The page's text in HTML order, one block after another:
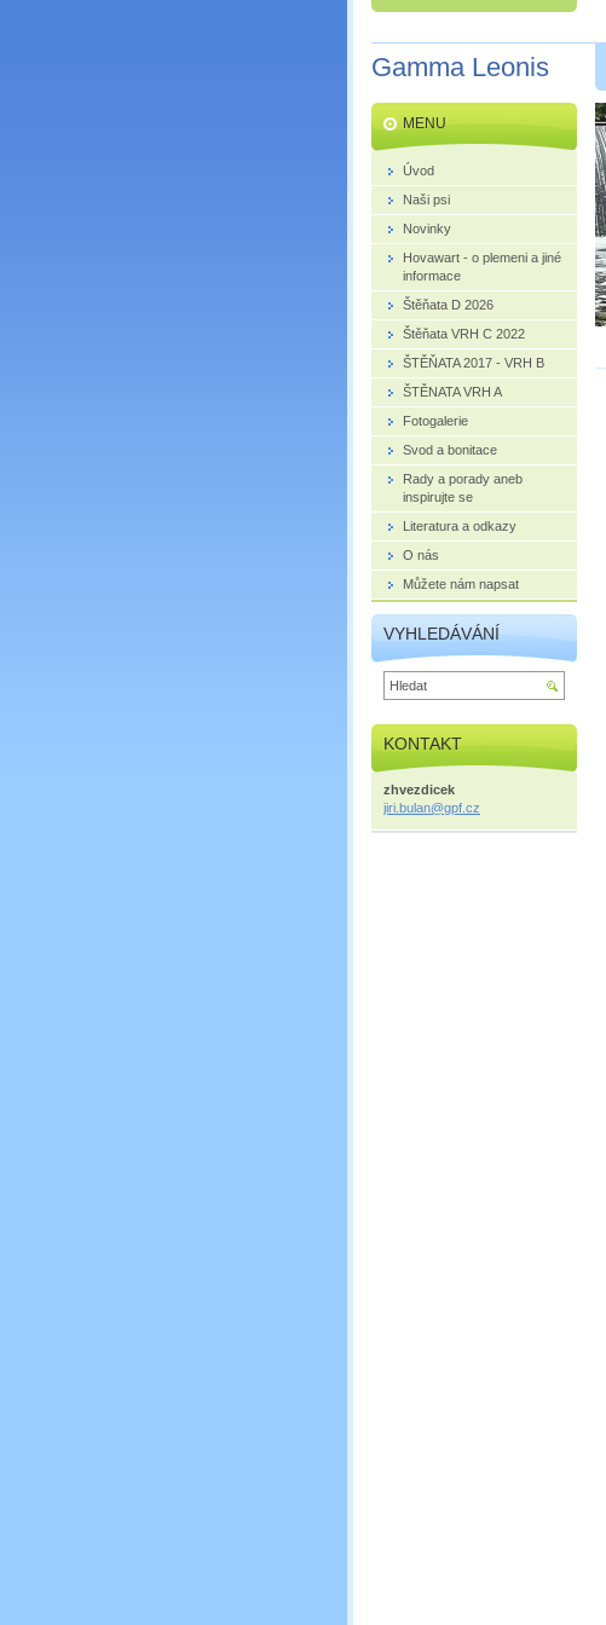
Gamma Leonis
MENU
Úvod
Naši psi
Novinky
Hovawart - o plemeni a jiné
informace
Štěňata D 2026
Štěňata VRH C 2022
ŠTĚŇATA 2017 - VRH B
ŠTĚNATA VRH A
Fotogalerie
Svod a bonitace
Rady a porady aneb
inspirujte se
Literatura a odkazy
O nás
Můžete nám napsat
VYHLEDÁVÁNÍ
KONTAKT
zhvezdicek
jiri.bulan@gpf.cz